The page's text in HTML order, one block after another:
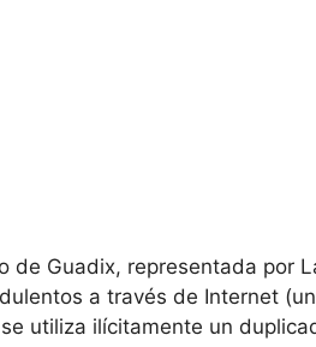
de Guadix, representada por
a través de Internet
utiliza ilícitamente un